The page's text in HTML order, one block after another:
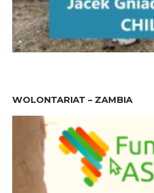
WOLONTARIAT – ZAMBIA